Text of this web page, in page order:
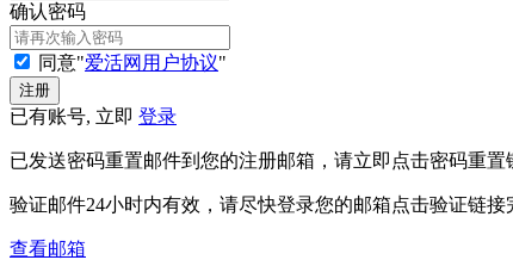
确认密码
同意"爱活网用户协议"
已有账号, 立即 登录
已发送密码重置邮件到您的注册邮箱，请立即点击密码重置
验证邮件24小时内有效，请尽快登录您的邮箱点击验证链
查看邮箱